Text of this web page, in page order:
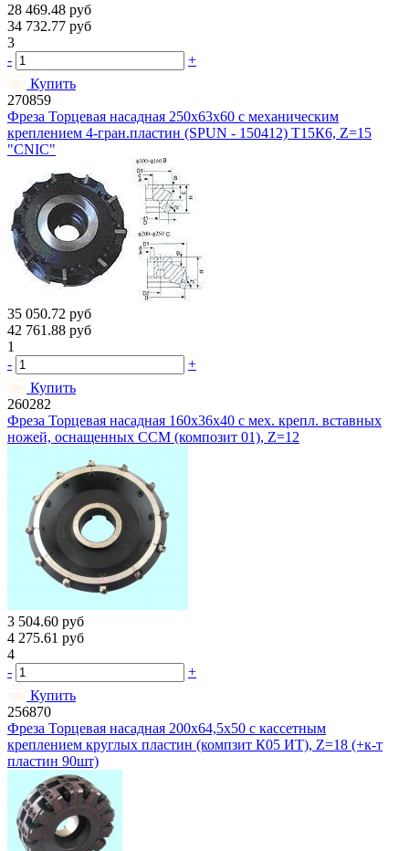
28 469.48 руб
34 732.77 руб
3
-
+
Купить
270859
Фреза Торцевая насадная 250х63х60 с механическим
креплением 4-гран.пластин (SPUN - 150412) Т15К6, Z=15
"CNIC"
35 050.72 руб
42 761.88 руб
1
-
+
Купить
260282
Фреза Торцевая насадная 160х36х40 с мех. крепл. вставных
ножей, оснащенных ССМ (композит 01), Z=12
3 504.60 руб
4 275.61 руб
4
-
+
Купить
256870
Фреза Торцевая насадная 200х64,5х50 с кассетным
креплением круглых пластин (компзит К05 ИТ), Z=18 (+к-т
пластин 90шт)